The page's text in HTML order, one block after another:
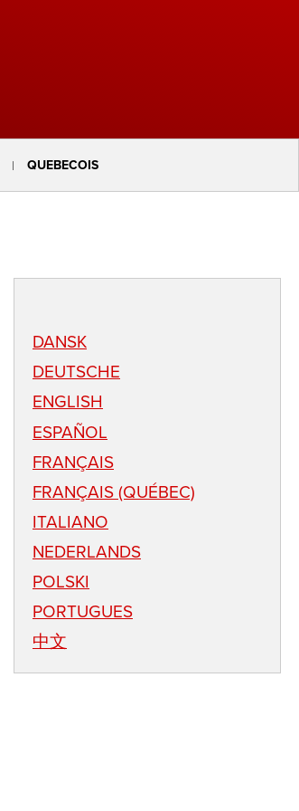
QUEBECOIS
DANSK
DEUTSCHE
ENGLISH
ESPAÑOL
FRANÇAIS
FRANÇAIS (QUÉBEC)
ITALIANO
NEDERLANDS
POLSKI
PORTUGUES
中文